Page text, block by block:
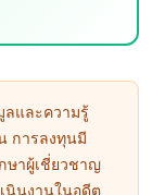
และความรู้
การลงทุนมี
ษาผู้เชี่ยวชาญ
นินงานในอดีต